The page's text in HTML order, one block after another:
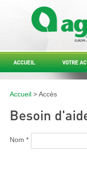
ACCUEIL VOTRE
Accueil > Accès
Besoin
Nom *